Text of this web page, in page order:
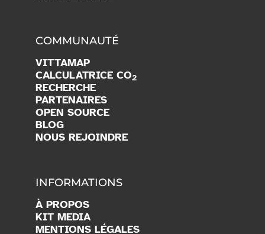
COMMUNAUTÉ
VITTAMAP
CALCULATRICE CO2
RECHERCHE
PARTENAIRES
OPEN SOURCE
BLOG
NOUS REJOINDRE
INFORMATIONS
À PROPOS
KIT MEDIA
MENTIONS LÉGALES